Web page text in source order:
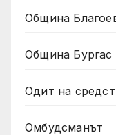
Община
Община Бургас
Одит на
Омбудсманът